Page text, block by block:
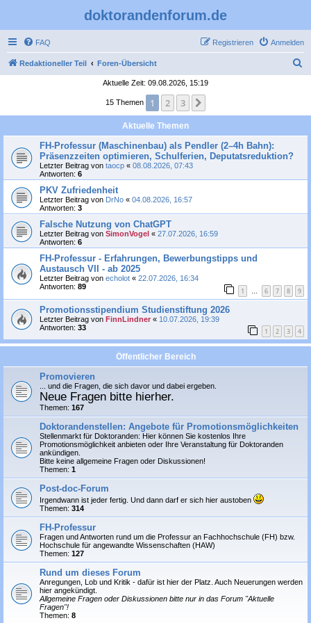
doktorandenforum.de
FAQ Anmelden
Registrieren
Redaktioneller Teil Foren-Übersicht
Aktuelle Zeit: 09.08.2026, 15:19
15 Themen 1 2 3
Aktuelle Themen
FH-Professur (Maschinenbau) als Pendler (2–4h Bahn):
Präsenzzeiten optimieren, Schulferien, Deputatsreduktion?
Letzter Beitrag von taocp « 08.08.2026, 07:43
Antworten: 6
PKV Zufriedenheit
Letzter Beitrag von DrNo « 04.08.2026, 16:57
Antworten: 3
Falsche Nutzung von ChatGPT
Letzter Beitrag von SimonVogel « 27.07.2026, 16:59
Antworten: 6
FH-Professur - Erfahrungen, Bewerbungstipps und
Austausch VII - ab 2025
Letzter Beitrag von echolot « 22.07.2026, 16:34
Antworten: 89 1 … 6 7 8 9
Promotionsstipendium Studienstiftung 2026
Letzter Beitrag von FinnLindner « 10.07.2026, 19:39
Antworten: 33 1 2 3 4
Öffentlicher Bereich
Promovieren
... und die Fragen, die sich davor und dabei ergeben.
Neue Fragen bitte hierher.
Themen: 167
Doktorandenstellen: Angebote für Promotionsmöglichkeiten
Stellenmarkt für Doktoranden: Hier können Sie kostenlos Ihre
Promotionsmöglichkeit anbieten oder Ihre Veranstaltung für Doktoranden
ankündigen.
Bitte keine allgemeine Fragen oder Diskussionen!
Themen: 1
Post-doc-Forum
Irgendwann ist jeder fertig. Und dann darf er sich hier austoben
Themen: 314
FH-Professur
Fragen und Antworten rund um die Professur an Fachhochschule (FH) bzw.
Hochschule für angewandte Wissenschaften (HAW)
Themen: 127
Rund um dieses Forum
Anregungen, Lob und Kritik - dafür ist hier der Platz. Auch Neuerungen werden
hier angekündigt.
Allgemeine Fragen oder Diskussionen bitte nur in das Forum "Aktuelle
Fragen"!
Themen: 8